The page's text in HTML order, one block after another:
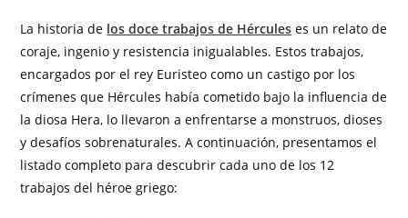
La historia de los doce trabajos de Hércules es un relato de
coraje, ingenio y resistencia inigualables. Estos trabajos,
encargados por el rey Euristeo como un castigo por los
crímenes que Hércules había cometido bajo la influencia de
la diosa Hera, lo llevaron a enfrentarse a monstruos, dioses
y desafíos sobrenaturales. A continuación, presentamos el
listado completo para descubrir cada uno de los 12
trabajos del héroe griego: